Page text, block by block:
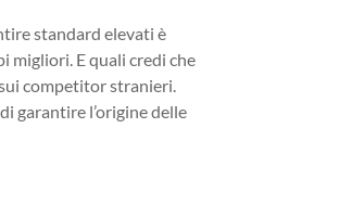
standard elevati è
migliori. E quali credi che
competitor stranieri.
garantire l’origine delle